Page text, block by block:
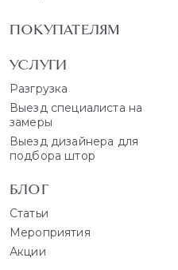
ПОКУПАТЕЛЯМ
УСЛУГИ
Разгрузка
Выезд специалиста на
замеры
Выезд дизайнера для
подбора штор
БЛОГ
Статьи
Мероприятия
Акции